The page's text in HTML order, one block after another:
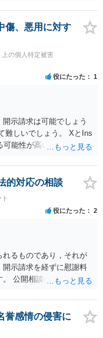
傷、悪用に対す
上の個人特定被害
役にたった 1
示請求は可能でしょう
難しいでしょう。 XとIns
可能性が高いでしょう。
いる場合、今から進め
相手を特定できた場
とは可能でしょうか？ →
とができるでしょう。
が認められる場合と認
しょう。
的対応の相談
役にたった 2
るものであり，それが
示請求を経ずに慰謝料
公開相談の場では回答
誉感情の侵害に